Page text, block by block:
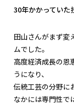
30年かかっていた
田山さんがまず変
ムでした。
高度経済成長の恩
うになり、
伝統工芸の分野に
なかには専門性で